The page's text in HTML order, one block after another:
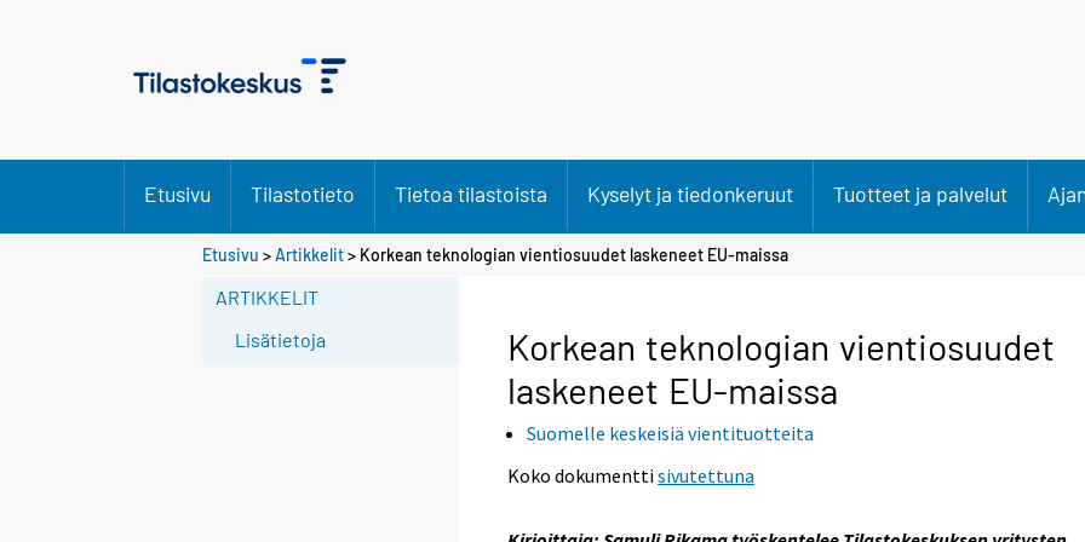
Etusivu Tilastotieto Tietoa tilastoista Kyselyt ja tiedonkeruut Tuotteet ja palvelut
Etusivu >Artikkelit> Korkean teknologian vientiosuudet laskeneet EU-maissa
ARTIKKELIT
Lisätietoja
Korkean teknologian vientiosuudet
laskeneet EU-maissa
Suomelle keskeisiä vientituotteita
Koko dokumenttisivutettuna
S